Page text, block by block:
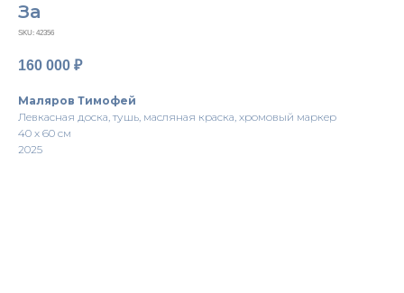
За
SKU: 42356
160 000 ₽
Маляров Тимофей
Левкасная доска, тушь, масляная краска, хромовый маркер
40 х 60 см
2025